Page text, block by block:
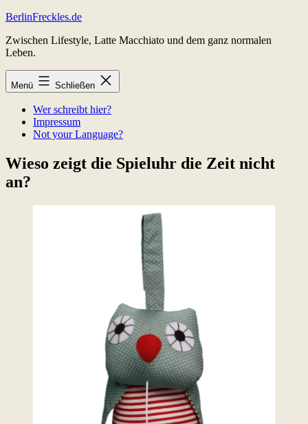
Zum
springen
BerlinFreckles.de
Zwischen Lifestyle, Latte Macchiato und dem ganz normalen
Leben.
Menü Schließen
Wer schreibt hier?
Impressum
Not your Language?
Wieso zeigt die Spieluhr die Zeit nicht
an?